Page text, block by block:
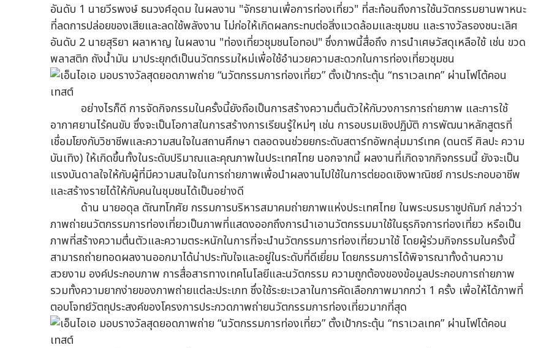
อันดับ 1 นายวีรพงษ์ ธนวงศ์อุดม ในผลงาน "จักรยานเพื่อการท่องเที่ยว" ที่สะท้อนถึงการใช้นวัตกรรมยานพาหนะ
ที่ลดการปล่อยของเสียและลดใช้พลังงาน ไม่ก่อให้เกิดผลกระทบต่อสิ่งแวดล้อมและชุมชน และรางวัลรองชนะเลิศ
อันดับ 2 นายสุริยา ผลาหาญ ในผลงาน "ท่องเที่ยวชุมชนโอทอป" ซึ่งภาพนี้สื่อถึง การนำเศษวัสดุเหลือใช้ เช่น ขวด
พลาสติก ถังน้ำมัน มาประยุกต์เป็นนวัตกรรมใหม่เพื่อใช้อำนวยความสะดวกในการท่องเที่ยวชุมชน
อย่างไรก็ดี การจัดกิจกรรมในครั้งนี้ยังถือเป็นการสร้างความตื่นตัวให้กับวงการการถ่ายภาพ และการใช้
อากาศยานไร้คนขับ ซึ่งจะเป็นโอกาสในการสร้างการเรียนรู้ใหม่ๆ เช่น การอบรมเชิงปฏิบัติ การพัฒนาหลักสูตรที่
เชื่อมโยงกับวิชาชีพและความสนใจในสถานศึกษา ตลอดจนช่วยยกระดับสตาร์ทอัพกลุ่มมาร์เทค (ดนตรี ศิลปะ ความ
บันเทิง) ให้เกิดขึ้นทั้งในระดับปริมาณและคุณภาพในประเทศไทย นอกจากนี้ ผลงานที่เกิดจากกิจกรรมนี้ ยังจะเป็น
แรงบันดาลใจให้กับผู้ที่มีความสนใจในการถ่ายภาพเพื่อนำผลงานไปใช้ในการต่ยอดเชิงพาณิชย์ การประกอบอาชีพ
และสร้างรายได้ให้กับคนในชุมชนได้เป็นอย่างดี
ด้าน นายอดุล ตัณฑโกศัย กรรมการบริหารสมาคมถ่ายภาพแห่งประเทศไทย ในพระบรมราชูปถัมภ์ กล่าวว่า
ภาพถ่ายนวัตกรรมการท่องเที่ยวเป็นภาพที่แสดงออกถึงการนำเอานวัตกรรมมาใช้ในธุรกิจการท่องเที่ยว หรือเป็น
ภาพที่สร้างความตื่นตัวและความตระหนักในการที่จะนำนวัตกรรมการท่องเที่ยวมาใช้ โดยผู้ร่วมกิจกรรมในครั้งนี้
สามารถถ่ายทอดผลงานออกมาได้น่าประทับใจและอยู่ในระดับที่ดีเยี่ยม โดยกรรมการได้พิจารณาทั้งด้านความ
สวยงาม องค์ประกอบภาพ การสื่อสารทางเทคโนโลยีและนวัตกรรม ความถูกต้องของข้อมูลประกอบการถ่ายภาพ
รวมทั้งความยากง่ายของภาพถ่ายแต่ละประเภท ซึ่งใช้ระยะเวลาในการคัดเลือกภาพมากกว่า 1 ครั้ง เพื่อให้ได้ภาพที่
ตอบโจทย์วัตถุประสงค์ของโครงการประกวดภาพถ่ายนวัตกรรมการท่องเที่ยวมากที่สุด